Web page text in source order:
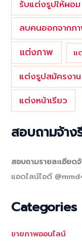
รับแต่งรูปให้ผอม
ลบคนออกจากภ
แต่งภาพ แ
แต่งรูปสมัครงาน
แต่งหน้าเรียว
สอบถามจ้า
สอบถามรายละเอียด
แอดไลน์ไอดี
Categories
ขายภาพออนไลน์